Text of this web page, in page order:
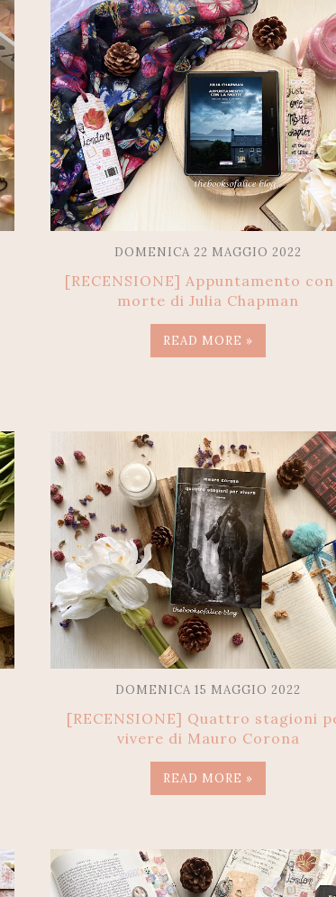
DOMENICA 22 MAGGIO 2022
[RECENSIONE] Appuntamento
morte di Julia Chapman
READ MORE »
DOMENICA 15 MAGGIO 2022
[RECENSIONE] Quattro stagioni
vivere di Mauro Corona
READ MORE »